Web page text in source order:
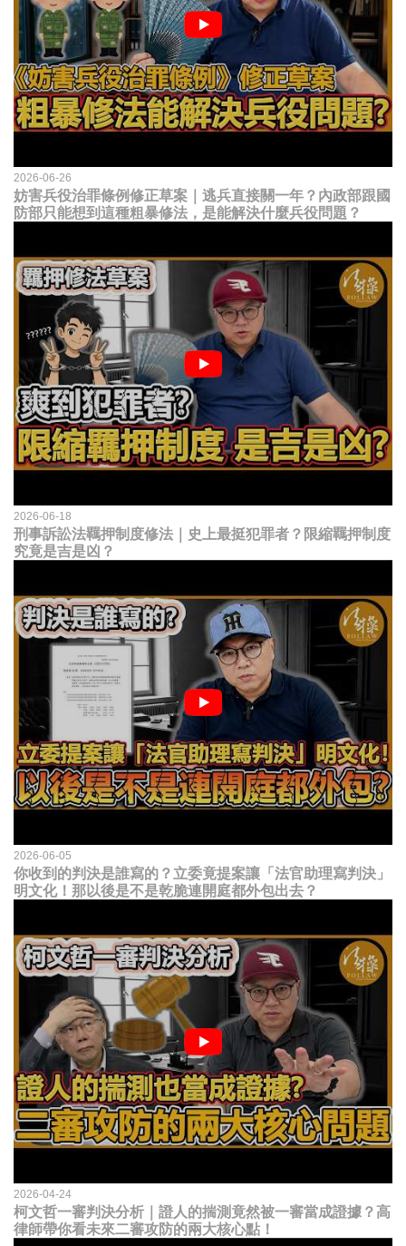
2026-06-26
妨害兵役治罪條例修正草案｜逃兵直接關一年？內政部跟國
防部只能想到這種粗暴修法，是能解決什麼兵役問題？
2026-06-18
刑事訴訟法羈押制度修法｜史上最挺犯罪者？限縮羈押制度
究竟是吉是凶？
2026-06-05
你收到的判決是誰寫的？立委竟提案讓「法官助理寫判決」
明文化！那以後是不是乾脆連開庭都外包出去？
2026-04-24
柯文哲一審判決分析｜證人的揣測竟然被一審當成證據？高
律師帶你看未來二審攻防的兩大核心點！